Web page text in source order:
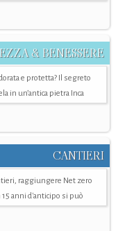
& BENESSERE
e protetta? Il segreto
in un’antica pietra Inca
CANTIERI
raggiungere Net zero
15 anni d'anticipo si può